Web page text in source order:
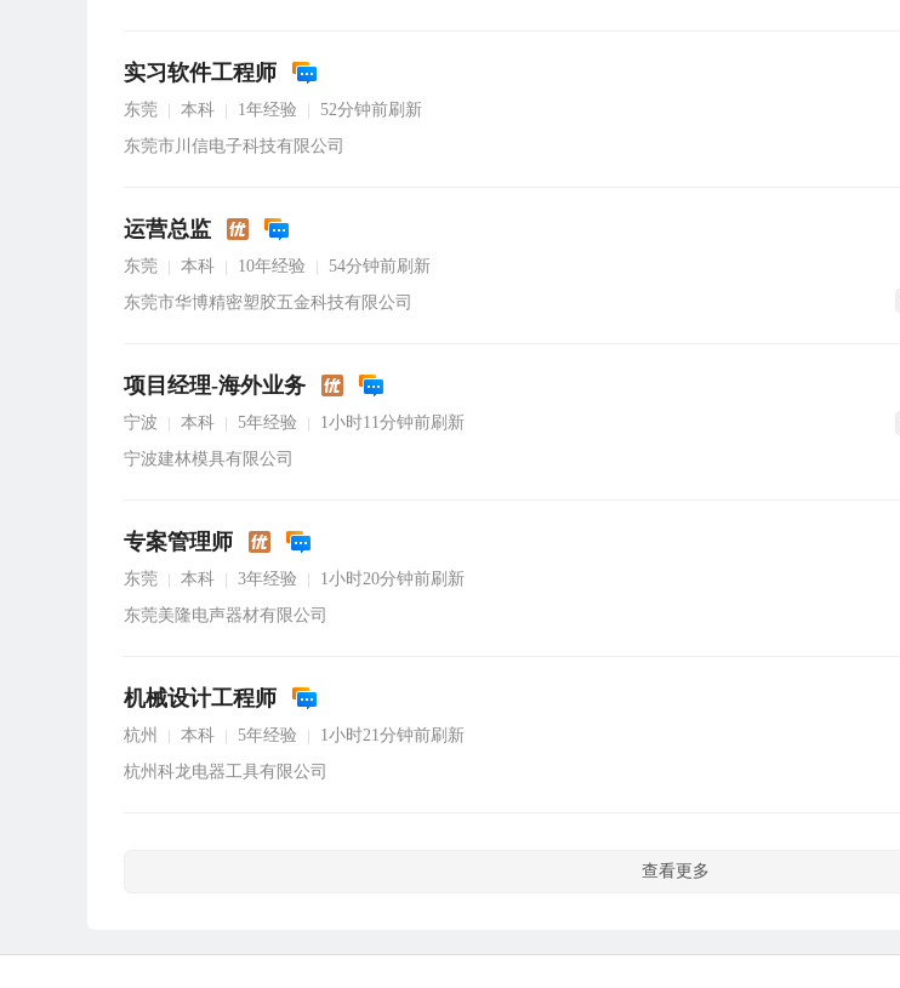
实习软件工程师
东莞 本科 1年经验
52分钟前刷新
东莞市川信电子科技有限公司
运营总监
东莞 本科 10年经验
54分钟前刷新
东莞市华博精密塑胶五金科技有限公司
项目经理-海外业务
宁波 本科 5年经验
1小时11分钟前刷新
宁波建林模具有限公司
专案管理师
东莞 本科 3年经验
1小时20分钟前刷新
东莞美隆电声器材有限公司
机械设计工程师
杭州 本科 5年经验
1小时21分钟前刷新
杭州科龙电器工具有限公司
查看更多